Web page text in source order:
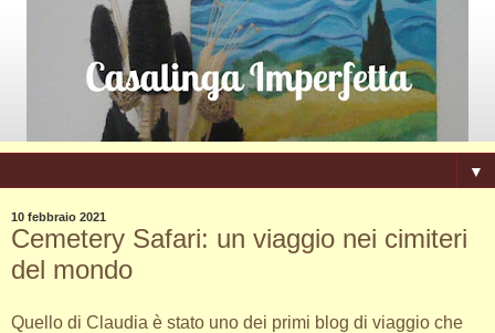
▼
10 febbraio 2021
Cemetery Safari: un viaggio nei cimiteri
del mondo
Quello di Claudia è stato uno dei primi blog di viaggio che